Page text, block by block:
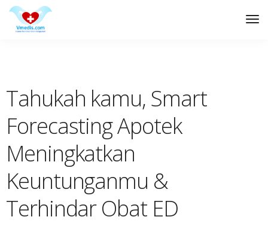
Tahukah kamu, Smart
Forecasting Apotek
Meningkatkan
Keuntunganmu &
Terhindar Obat ED